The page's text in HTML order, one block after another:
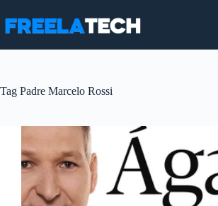
para
Tag Padre Marcelo Rossi